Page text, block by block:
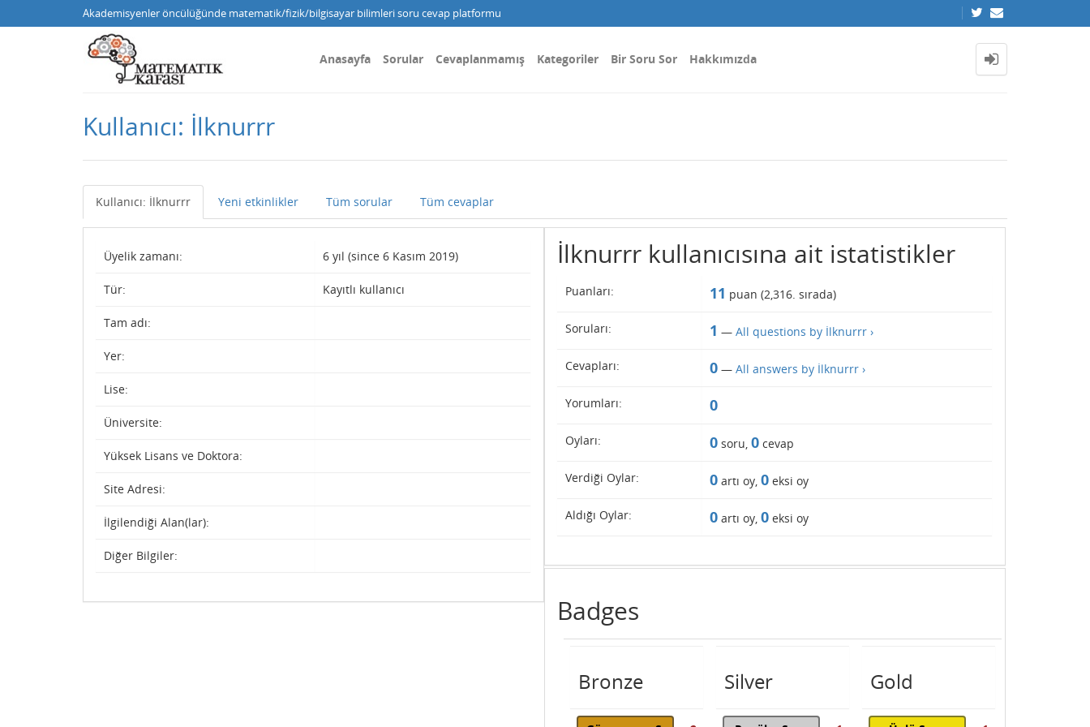
Akademisyenler öncülüğünde matematik/fizik/bilgisayar bilimleri soru cevap platformu
Anasayfa Sorular Cevaplanmamış Kategoriler Bir Soru Sor Hakkımızda
Kullanıcı: İlknurrr
Kullanıcı: İlknurrr Yeni etkinlikler Tüm sorular Tüm cevaplar
Üyelik zamanı: 6 yıl (since 6 Kasım 2019)
Tür: Kayıtlı kullanıcı
Tam adı:
Yer:
Lise:
Üniversite:
Yüksek Lisans ve Doktora:
Site Adresi:
İlgilendiği Alan(lar):
Diğer Bilgiler:
İlknurrr kullanıcısına ait istatistikler
Puanları: 11 puan (2,316. sırada)
Soruları: 1 — All questions by İlknurrr ›
Cevapları: 0— All answers by İlknurrr ›
Yorumları: 0
Oyları: 0soru, 0cevap
Verdiği Oylar: 0artı oy, 0eksi oy
Aldığı Oylar: 0artı oy, 0eksi oy
Badges
Bronze Silver Gold